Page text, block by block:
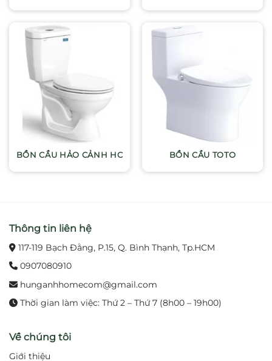
BỒN CẦU HẢO CẢNH HC BỒN CẦU TOTO
Thông tin liên hệ
117-119 Bạch Đằng, P.15, Q. Bình Thạnh, Tp.HCM
0907080910
hunganhhomecom@gmail.com
Thời gian làm việc: Thứ 2 – Thứ 7 (8h00 – 19h00)
Về chúng tôi
Giới thiệu